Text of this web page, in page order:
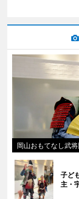
岡山おもてなし武
子ど
主・